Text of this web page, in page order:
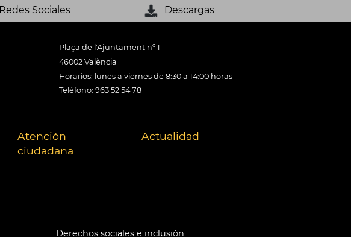
Redes Sociales Descargas
Plaça de l'Ajuntament nº 1
46002 València
Horarios: lunes a viernes de 8:30 a 14:00 horas
Teléfono: 963 52 54 78
Atención
ciudadana
Actualidad
Derechos sociales e inclusión